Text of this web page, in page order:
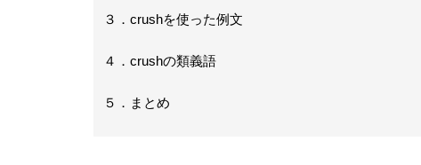
３．crushを使った例文
４．crushの類義語
５．まとめ